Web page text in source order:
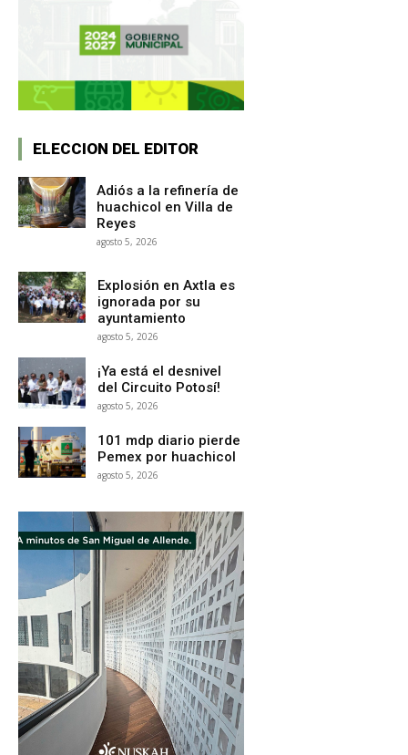
ELECCION DEL EDITOR
Adiós a la refinería de
huachicol en Villa de
Reyes
agosto 5, 2026
Explosión en Axtla es
ignorada por su
ayuntamiento
agosto 5, 2026
¡Ya está el desnivel
del Circuito Potosí!
agosto 5, 2026
101 mdp diario pierde
Pemex por huachicol
agosto 5, 2026